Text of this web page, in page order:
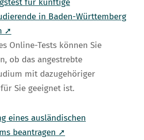
für künftige
in Baden-Württemberg
➚
Online-Tests können Sie
ob das angestrebte
mit dazugehöriger
Sie geeignet ist.
eines ausländischen
beantragen ➚